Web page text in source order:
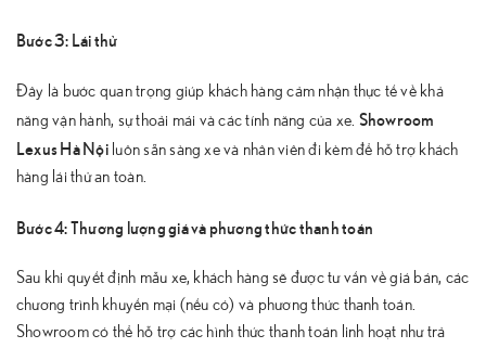
Bước 3: Lái thử
Đây là bước quan trọng giúp khách hàng cảm nhận thực tế về khả
năng vận hành, sự thoải mái và các tính năng của xe. Showroom
Lexus Hà Nộiluôn sẵn sàng xe và nhân viên đi kèm để hỗ trợ khách
hàng lái thử an toàn.
Bước 4: Thương lượng giá và phương thức thanh toán
Sau khi quyết định mẫu xe, khách hàng sẽ được tư vấn về giá bán, các
chương trình khuyến mại (nếu có) và phương thức thanh toán.
Showroom có thể hỗ trợ các hình thức thanh toán linh hoạt như trả